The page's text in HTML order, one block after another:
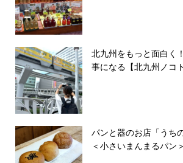
北九州をもっと面白く
事になる【北九州ノコ
パンと器のお店「うち
＜小さいまんまるパン